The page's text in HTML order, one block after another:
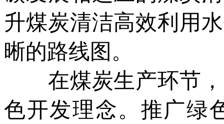
升煤炭清洁高效利用
晰的路线图。
在煤炭生产环节，
色开发理念。推广绿